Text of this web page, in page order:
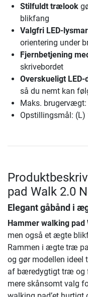
Stilfuldt trælook
blikfang
Valgfri LED-
orientering under
Fjernbetjening
skrivebordet
Overskueligt LED-
så du nemt kan
Maks. brugervægt:
Opstillingsmål: (L)
pad Walk 2.0
Elegant gåbånd i
Hammer walking pad
men også et ægte
Rammen i ægte træ
og gør modellen ideel
af bæredygtigt træ og
mere skånsomt valg